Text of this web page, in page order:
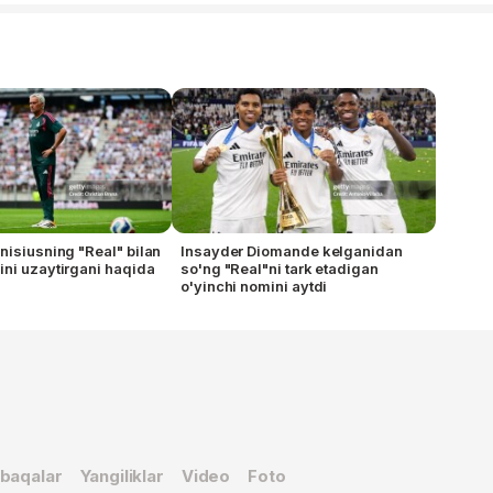
"Real" bilan
uzaytirgani haqida
Insayder Diomande kelganidan
so'ng "Real"ni tark etadigan
o'yinchi nomini aytdi
Yangiliklar Video Foto